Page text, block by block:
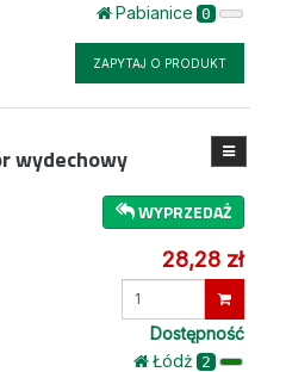
Pabianice 0
ZAPYTAJ O PRODUKT
wydechowy
WYPRZEDAŻ
28,28 zł
Wprowadź
Dostępność
Łódż 2